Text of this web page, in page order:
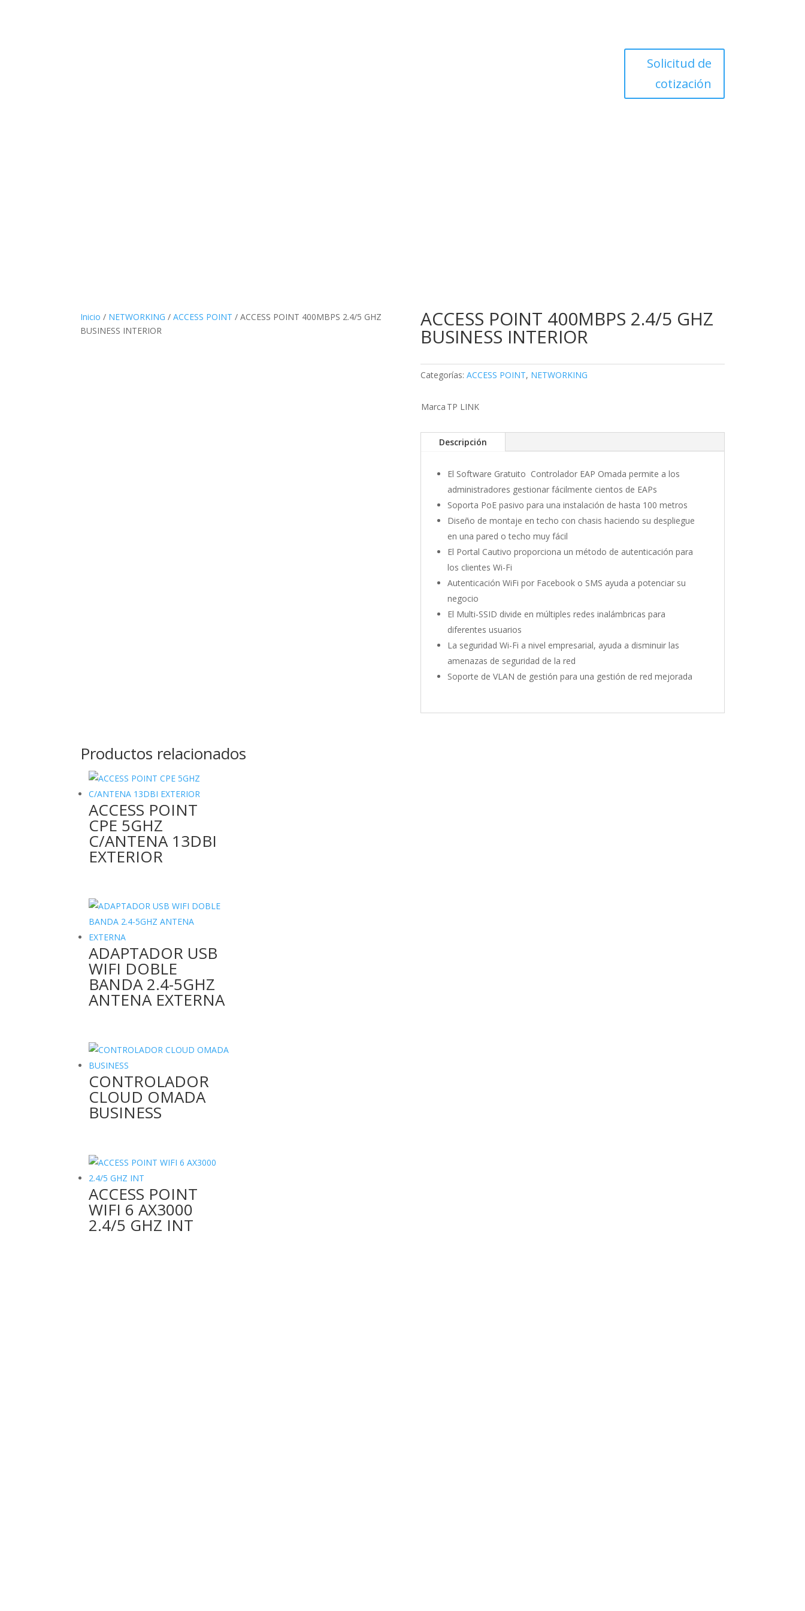
Solicitud de
cotización
Inicio / NETWORKING /ACCESS POINT / ACCESS POINT 400MBPS 2.4/5 GHZ
BUSINESS INTERIOR
ACCESS POINT 400MBPS 2.4/5 GHZ
BUSINESS INTERIOR
Categorías: ACCESS POINT, NETWORKING
Marca TP LINK
Descripción
El Software Gratuito Controlador EAP Omada permite a los
administradores gestionar fácilmente cientos de EAPs
Soporta PoE pasivo para una instalación de hasta 100 metros
Diseño de montaje en techo con chasis haciendo su despliegue
en una pared o techo muy fácil
El Portal Cautivo proporciona un método de autenticación para
los clientes Wi-Fi
Autenticación WiFi por Facebook o SMS ayuda a potenciar su
negocio
El Multi-SSID divide en múltiples redes inalámbricas para
diferentes usuarios
La seguridad Wi-Fi a nivel empresarial, ayuda a disminuir las
amenazas de seguridad de la red
Soporte de VLAN de gestión para una gestión de red mejorada
Productos relacionados
ACCESS POINT
CPE 5GHZ
C/ANTENA 13DBI
EXTERIOR
ADAPTADOR USB
WIFI DOBLE
BANDA 2.4-5GHZ
ANTENA EXTERNA
CONTROLADOR
CLOUD OMADA
BUSINESS
ACCESS POINT
WIFI 6 AX3000
2.4/5 GHZ INT